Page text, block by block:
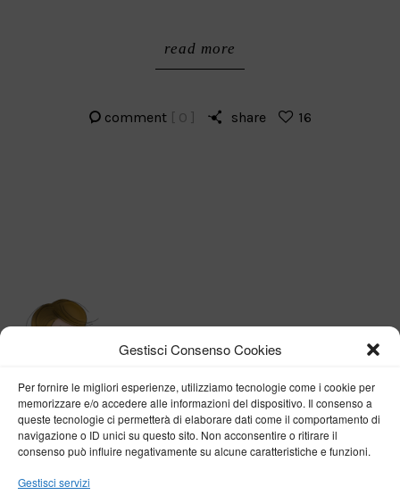
Gestisci Consenso Cookies
Per fornire le migliori esperienze, utilizziamo tecnologie come i cookie per
memorizzare e/o accedere alle informazioni del dispositivo. Il consenso a
queste tecnologie ci permetterà di elaborare dati come il comportamento di
navigazione o ID unici su questo sito. Non acconsentire o ritirare il
consenso può influire negativamente su alcune caratteristiche e funzioni.
Gestisci servizi
read more
comment [ 0 ] share 16
BY VERONICA D'ONOFRIO